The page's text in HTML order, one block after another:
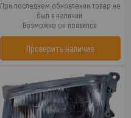
При последнем обновлении товар не
был в наличии.
Возможно он появился.
Проверить наличие